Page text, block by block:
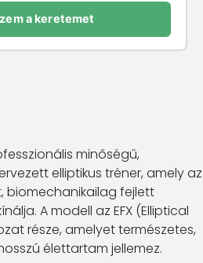
a keretemet
minőségű,
elliptikus tréner, amely az
biomechanikailag fejlett
A modell az EFX (Elliptical
része, amelyet természetes,
élettartam jellemez.